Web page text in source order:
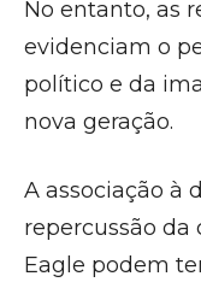
No entanto, as
evidenciam o
político e da
nova geração.
A associação à
repercussão
Eagle podem